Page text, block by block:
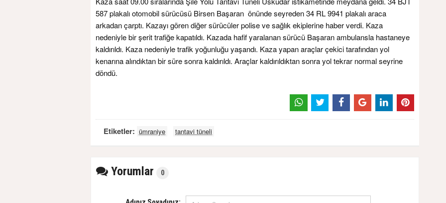
587 plakalı otomobil sürücüsü Birsen Başaran önünde seyreden 34 RL 9941 plakalı araca
arkadan çarptı. Kazayı gören diğer sürücüler polise ve sağlık ekiplerine haber verdi. Kaza
nedeniyle bir şerit trafiğe kapatıldı. Kazada hafif yaralanan sürücü Başaran ambulansla hastaneye
kaldırıldı. Kaza nedeniyle trafik yoğunluğu yaşandı. Kaza yapan araçlar çekici tarafından yol
kenarına alındıktan bir süre sonra kaldırıldı. Araçlar kaldırıldıktan sonra yol tekrar normal seyrine
döndü.
Etiketler: ümraniye tantavi tüneli
Yorumlar 0